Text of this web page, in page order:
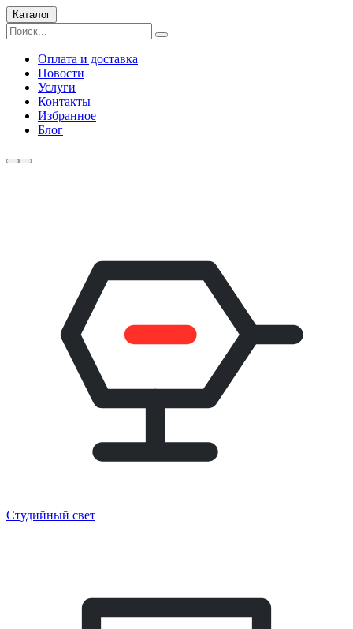
Каталог
Оплата и доставка
Новости
Услуги
Контакты
Избранное
Блог
Студийный свет